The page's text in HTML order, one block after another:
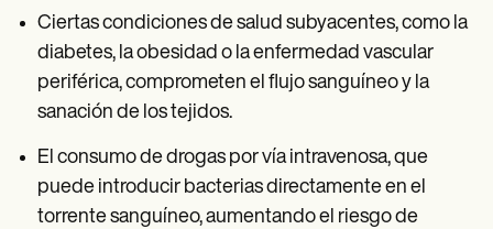
Ciertas condiciones de salud subyacentes, como la
diabetes, la obesidad o la enfermedad vascular
periférica, comprometen el flujo sanguíneo y la
sanación de los tejidos.
El consumo de drogas por vía intravenosa, que
puede introducir bacterias directamente en el
torrente sanguíneo, aumentando el riesgo de